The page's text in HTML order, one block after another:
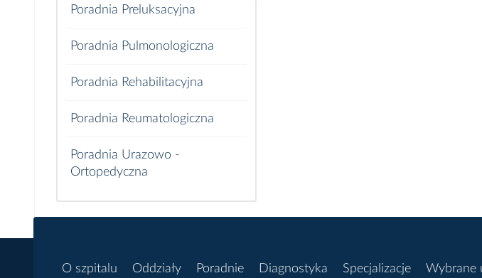
Poradnia Preluksacyjna
Poradnia Pulmonologiczna
Poradnia Rehabilitacyjna
Poradnia Reumatologiczna
Poradnia Urazowo -
Ortopedyczna
O szpitalu Oddziały Poradnie Diagnostyka Specjalizacje Wybrane